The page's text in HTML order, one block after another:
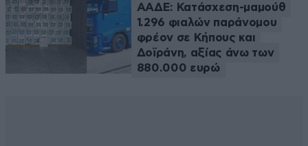
ΑΑΔΕ: Κατάσχεση-μαμούθ
1.296 φιαλών παράνομου
φρέον σε Κήπους και
Δοϊράνη, αξίας άνω των
880.000 ευρώ